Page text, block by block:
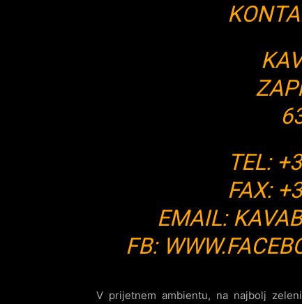
TEL:
FAX:
EMAIL:
FB:
V prijetnem ambientu, na najbolj